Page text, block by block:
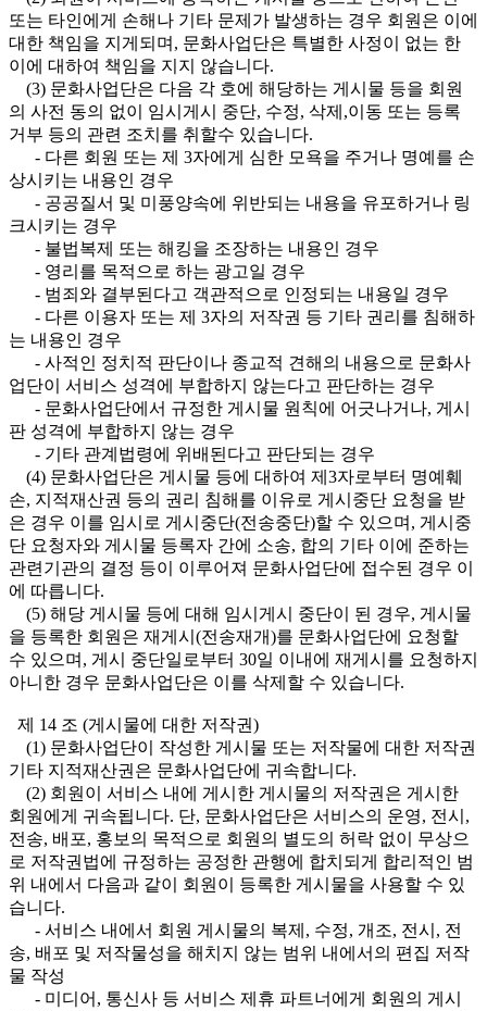
또는 타인에게 손해나 기타 문제가 발생하는 경우 회원은 이에
대한 책임을 지게되며, 문화사업단은 특별한 사정이 없는 한
이에 대하여 책임을 지지 않습니다.
(3) 문화사업단은 다음 각 호에 해당하는 게시물 등을 회원
의 사전 동의 없이 임시게시 중단, 수정, 삭제,이동 또는 등록
거부 등의 관련 조치를 취할수 있습니다.
- 다른 회원 또는 제 3자에게 심한 모욕을 주거나 명예를 손
상시키는 내용인 경우
- 공공질서 및 미풍양속에 위반되는 내용을 유포하거나 링
크시키는 경우
- 불법복제 또는 해킹을 조장하는 내용인 경우
- 영리를 목적으로 하는 광고일 경우
- 범죄와 결부된다고 객관적으로 인정되는 내용일 경우
- 다른 이용자 또는 제 3자의 저작권 등 기타 권리를 침해하
는 내용인 경우
- 사적인 정치적 판단이나 종교적 견해의 내용으로 문화사
업단이 서비스 성격에 부합하지 않는다고 판단하는 경우
- 문화사업단에서 규정한 게시물 원칙에 어긋나거나, 게시
판 성격에 부합하지 않는 경우
- 기타 관계법령에 위배된다고 판단되는 경우
(4) 문화사업단은 게시물 등에 대하여 제3자로부터 명예훼
손, 지적재산권 등의 권리 침해를 이유로 게시중단 요청을 받
은 경우 이를 임시로 게시중단(전송중단)할 수 있으며, 게시중
단 요청자와 게시물 등록자 간에 소송, 합의 기타 이에 준하는
관련기관의 결정 등이 이루어져 문화사업단에 접수된 경우 이
에 따릅니다.
(5) 해당 게시물 등에 대해 임시게시 중단이 된 경우, 게시물
을 등록한 회원은 재게시(전송재개)를 문화사업단에 요청할
수 있으며, 게시 중단일로부터 30일 이내에 재게시를 요청하지
아니한 경우 문화사업단은 이를 삭제할 수 있습니다.
제 14 조 (게시물에 대한 저작권)
(1) 문화사업단이 작성한 게시물 또는 저작물에 대한 저작권
기타 지적재산권은 문화사업단에 귀속합니다.
(2) 회원이 서비스 내에 게시한 게시물의 저작권은 게시한
회원에게 귀속됩니다. 단, 문화사업단은 서비스의 운영, 전시,
전송, 배포, 홍보의 목적으로 회원의 별도의 허락 없이 무상으
로 저작권법에 규정하는 공정한 관행에 합치되게 합리적인 범
위 내에서 다음과 같이 회원이 등록한 게시물을 사용할 수 있
습니다.
- 서비스 내에서 회원 게시물의 복제, 수정, 개조, 전시, 전
송, 배포 및 저작물성을 해치지 않는 범위 내에서의 편집 저작
물 작성
- 미디어, 통신사 등 서비스 제휴 파트너에게 회원의 게시